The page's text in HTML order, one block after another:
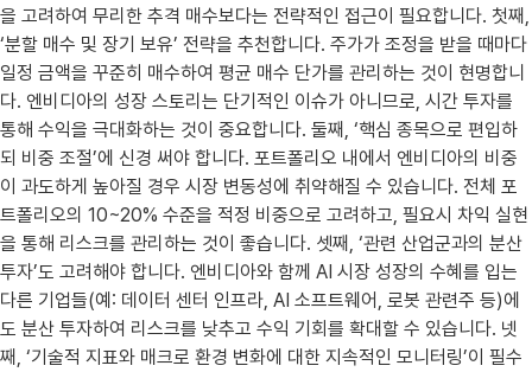
을 고려하여 무리한 추격 매수보다는 전략적인 접근이 필요합니다. 첫째,
‘분할 매수 및 장기 보유’ 전략을 추천합니다. 주가가 조정을 받을 때마다
일정 금액을 꾸준히 매수하여 평균 매수 단가를 관리하는 것이 현명합니
다. 엔비디아의 성장 스토리는 단기적인 이슈가 아니므로, 시간 투자를
통해 수익을 극대화하는 것이 중요합니다. 둘째, ‘핵심 종목으로 편입하
되 비중 조절’에 신경 써야 합니다. 포트폴리오 내에서 엔비디아의 비중
이 과도하게 높아질 경우 시장 변동성에 취약해질 수 있습니다. 전체 포
트폴리오의 10~20% 수준을 적정 비중으로 고려하고, 필요시 차익 실현
을 통해 리스크를 관리하는 것이 좋습니다. 셋째, ‘관련 산업군과의 분산
투자’도 고려해야 합니다. 엔비디아와 함께 AI 시장 성장의 수혜를 입는
다른 기업들(예: 데이터 센터 인프라, AI 소프트웨어, 로봇 관련주 등)에
도 분산 투자하여 리스크를 낮추고 수익 기회를 확대할 수 있습니다. 넷
째, ‘기술적 지표와 매크로 환경 변화에 대한 지속적인 모니터링’이 필수